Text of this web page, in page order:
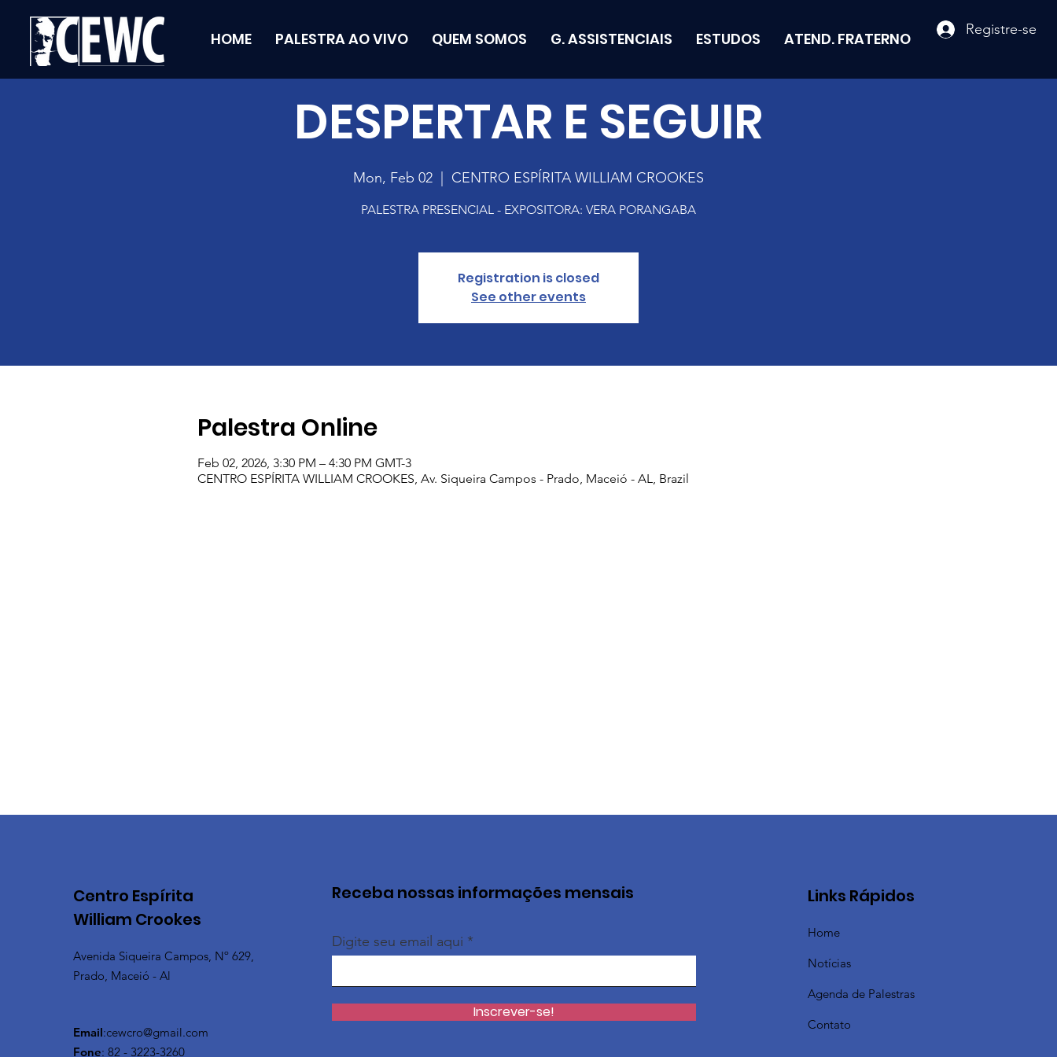
HOME PALESTRA AO VIVO QUEM SOMOS G. ASSISTENCIAIS ESTUDOS ATEND. FRATERNO
Registre-se
DESPERTAR E SEGUIR
Mon, Feb 02 CENTRO ESPÍRITA WILLIAM CROOKES
PALESTRA PRESENCIAL - EXPOSITORA: VERA PORANGABA
Registration is closed
See other events
Palestra Online
Feb 02, 2026, 3:30 PM – 4:30 PM GMT-3
CENTRO ESPÍRITA WILLIAM CROOKES, Av. Siqueira Campos - Prado, Maceió - AL, Brazil
Centro Espírita
William Crookes
Avenida Siqueira Campos, Nº 629,
Prado, Maceió - Al
Email:cewcro@gmail.com
Fone: 82 - 3223-3260
Receba nossas informações mensais
Digite seu email aqui
Inscrever-se!
Links Rápidos
Home
Notícias
Agenda de Palestras
Contato